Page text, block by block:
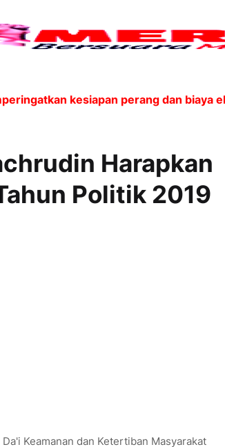
kesiapan perang dan biaya
Harapkan
Politik 2019
Keamanan dan Ketertiban Masyarakat